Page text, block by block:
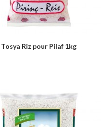
Tosya Riz pour Pilaf 1kg
+ Ajouter au panier